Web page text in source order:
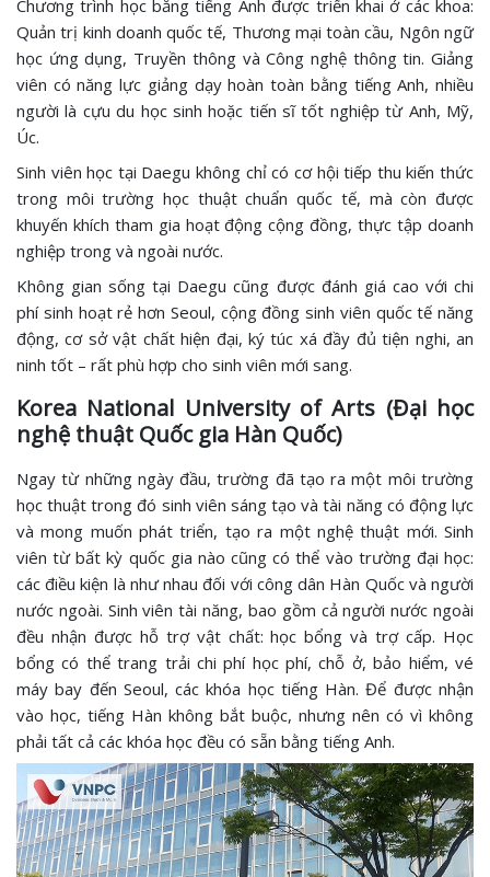
Chương trình học bằng tiếng Anh được triển khai ở các khoa:
Quản trị kinh doanh quốc tế, Thương mại toàn cầu, Ngôn ngữ
học ứng dụng, Truyền thông và Công nghệ thông tin. Giảng
viên có năng lực giảng dạy hoàn toàn bằng tiếng Anh, nhiều
người là cựu du học sinh hoặc tiến sĩ tốt nghiệp từ Anh, Mỹ,
Úc.
Sinh viên học tại Daegu không chỉ có cơ hội tiếp thu kiến thức
trong môi trường học thuật chuẩn quốc tế, mà còn được
khuyến khích tham gia hoạt động cộng đồng, thực tập doanh
nghiệp trong và ngoài nước.
Không gian sống tại Daegu cũng được đánh giá cao với chi
phí sinh hoạt rẻ hơn Seoul, cộng đồng sinh viên quốc tế năng
động, cơ sở vật chất hiện đại, ký túc xá đầy đủ tiện nghi, an
ninh tốt – rất phù hợp cho sinh viên mới sang.
Korea National University of Arts (Đại học
nghệ thuật Quốc gia Hàn Quốc)
Ngay từ những ngày đầu, trường đã tạo ra một môi trường
học thuật trong đó sinh viên sáng tạo và tài năng có động lực
và mong muốn phát triển, tạo ra một nghệ thuật mới. Sinh
viên từ bất kỳ quốc gia nào cũng có thể vào trường đại học:
các điều kiện là như nhau đối với công dân Hàn Quốc và người
nước ngoài. Sinh viên tài năng, bao gồm cả người nước ngoài
đều nhận được hỗ trợ vật chất: học bổng và trợ cấp. Học
bổng có thể trang trải chi phí học phí, chỗ ở, bảo hiểm, vé
máy bay đến Seoul, các khóa học tiếng Hàn. Để được nhận
vào học, tiếng Hàn không bắt buộc, nhưng nên có vì không
phải tất cả các khóa học đều có sẵn bằng tiếng Anh.